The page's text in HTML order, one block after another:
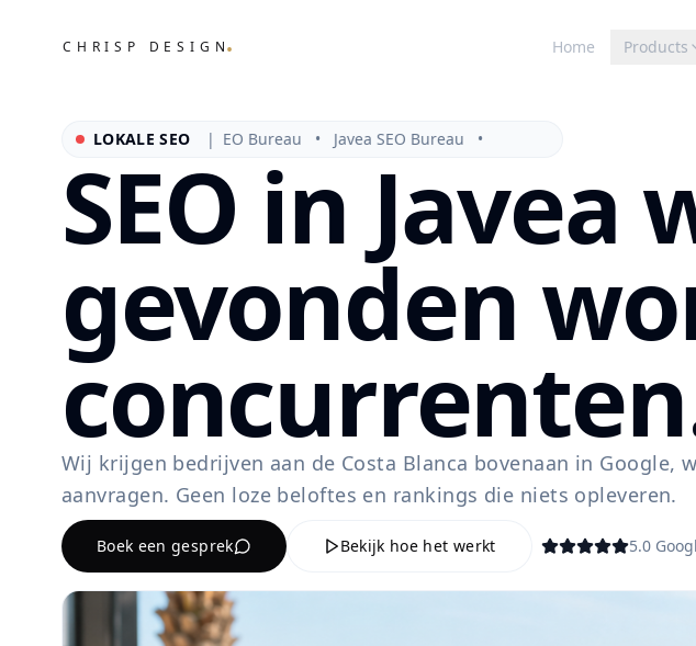
CHRISP DESIGN. Home Products
LOKALE SEO |
Javea SEO Bureau • Javea SEO Bureau •
SEO in Javea
gevonden
Wij krijgen bedrijven aan de Costa Blanca bovenaan in Google,
aanvragen. Geen loze beloftes en rankings die niets opleveren.
Boek een gesprek Bekijk hoe het werkt 5.0